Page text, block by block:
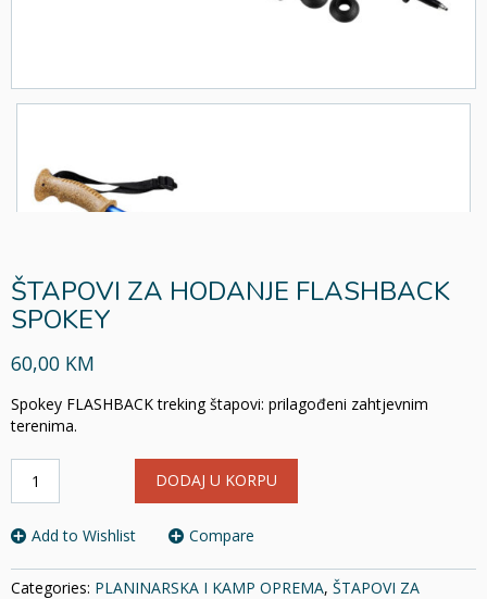
ŠTAPOVI ZA HODANJE FLASHBACK
SPOKEY
60,00 KM
Spokey FLASHBACK treking štapovi: prilagođeni zahtjevnim
terenima.
FLASHBACK
količina
DODAJ U KORPU
Add to Wishlist Compare
Categories: PLANINARSKA I KAMP OPREMA, ŠTAPOVI ZA